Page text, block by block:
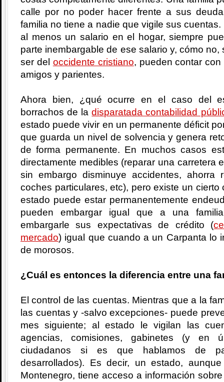
calle por no poder hacer frente a sus
familia no tiene a nadie que vigile sus
al menos un salario en el hogar, siempre
parte inembargable de ese salario y, cómo no,
ser del occidente cristiano, pueden contar
amigos y parientes.
Ahora bien, ¿qué ocurre en el caso del
borrachos de ladisparatada contabilidad
estado puede vivir en un permanente déficit
que guarda un nivel de solvencia y genera
de forma permanente. En muchos casos
directamente medibles (reparar una carretera
sin embargo disminuye accidentes, ahorra
coches particulares, etc), pero existe un
estado puede estar permanentemente
pueden embargar igual que a una
embargarle sus expectativas de crédito (
mercado) igual que cuando a un Carpanta lo
de morosos.
¿Cuál es entonces la diferencia entre una
El control de las cuentas. Mientras que a la
las cuentas y -salvo excepciones- puede
mes siguiente; al estado le vigilan las
agencias, comisiones, gabinetes (y en
ciudadanos si es que hablamos de
desarrollados). Es decir, un estado,
Montenegro, tiene acceso a información